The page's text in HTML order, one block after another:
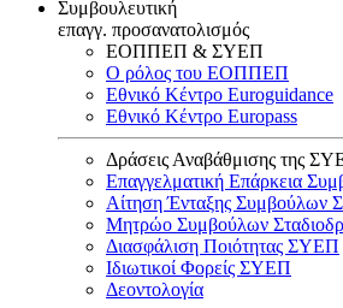
Συμβουλευτική
επαγγ. προσανατολισμός
ΕΟΠΠΕΠ & ΣΥΕΠ
Ο ρόλος του ΕΟΠΠΕΠ
Εθνικό Κέντρο Euroguidance
Εθνικό Κέντρο Europass
Δράσεις Αναβάθμισης της
Επαγγελματική Επάρκεια
Αίτηση Ένταξης Συμβούλων
Μητρώο Συμβούλων
Διασφάλιση Ποιότητας ΣΥΕΠ
Ιδιωτικοί Φορείς ΣΥΕΠ
Δεοντολογία